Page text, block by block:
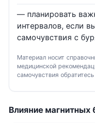
— планировать
интервалов, если
самочувствия с
Материал носит
медицинской
самочувствия
Влияние магнитных